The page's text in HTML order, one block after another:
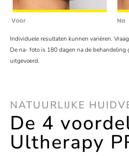
Individuele resultaten kunnen variëren.
De na- foto is 180 dagen na de behandeling
uitgevoerd.
NATUURLIJKE
De 4
Ultherapy